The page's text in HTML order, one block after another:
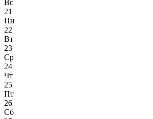
Вс
21
Пн
22
Вт
23
Ср
24
Чт
25
Пт
26
Сб